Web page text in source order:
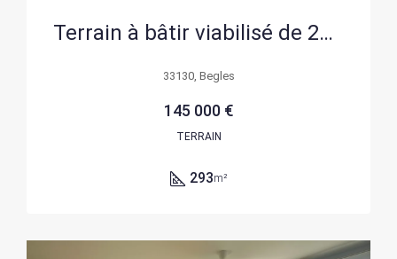
Terrain à bâtir viabilisé de 293 m² à Bègles pour construction résidentielle
33130, Begles
145 000 €
TERRAIN
293m²